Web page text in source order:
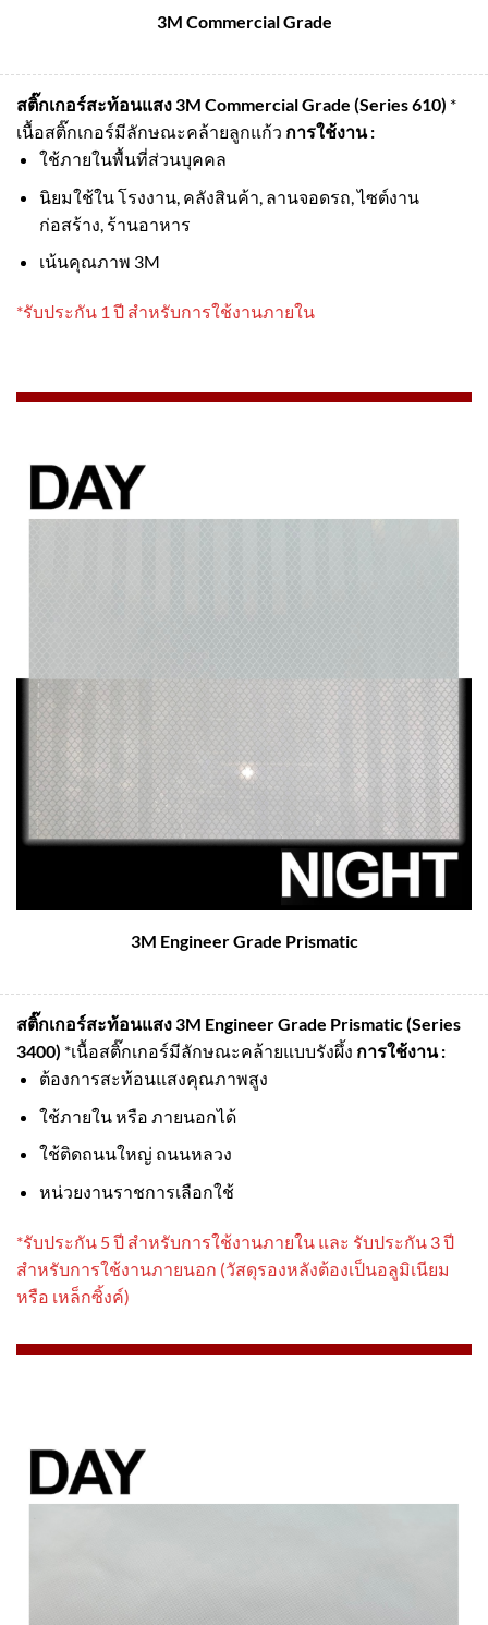
3M Commercial Grade
สติ๊กเกอร์สะท้อนแสง 3M Commercial Grade (Series 610) *
เนื้อสติ๊กเกอร์มีลักษณะคล้ายลูกแก้ว การใช้งาน :
ใช้ภายในพื้นที่ส่วนบุคคล
นิยมใช้ใน โรงงาน, คลังสินค้า, ลานจอดรถ, ไซต์งาน
ก่อสร้าง, ร้านอาหาร
เน้นคุณภาพ 3M
*รับประกัน 1 ปี สำหรับการใช้งานภายใน
3M Engineer Grade Prismatic
สติ๊กเกอร์สะท้อนแสง 3M Engineer Grade Prismatic (Series
3400) *เนื้อสติ๊กเกอร์มีลักษณะคล้ายแบบรังผึ้ง การใช้งาน :
ต้องการสะท้อนแสงคุณภาพสูง
ใช้ภายใน หรือ ภายนอกได้
ใช้ติดถนนใหญ่ ถนนหลวง
หน่วยงานราชการเลือกใช้
*รับประกัน 5 ปี สําหรับการใช้งานภายใน และ รับประกัน 3 ปี
สําหรับการใช้งานภายนอก (วัสดุรองหลังต้องเป็นอลูมิเนียม
หรือ เหล็กซิ้งค์)